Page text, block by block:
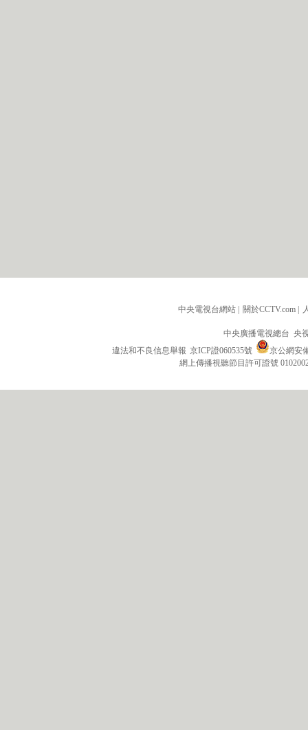
中央電視台網站 | 關於CCTV.com |
中央廣播電視總台 央
違法和不良信息舉報 京ICP證060535號
京公網安
網上傳播視聽節目許可證號